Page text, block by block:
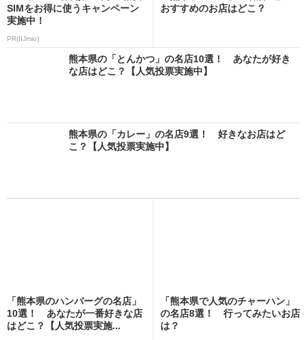
SIMをお得に使うキャンペーン
実施中！
PR(IIJmio)
おすすめのお店はどこ？
熊本県の「とんかつ」の名店10選！ あなたが好き
な店はどこ？【人気投票実施中】
熊本県の「カレー」の名店9選！ 好きなお店はど
こ？【人気投票実施中】
「熊本県のハンバーグの名店」
10選！ あなたが一番好きな店
はどこ？【人気投票実施...
「熊本県で人気のチャーハン」
の名店8選！ 行ってみたいお店
は？